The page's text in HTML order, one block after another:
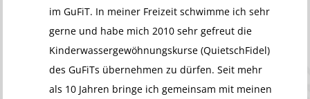
im GuFiT. In meiner Freizeit schwimme ich sehr
gerne und habe mich 2010 sehr gefreut die
Kinderwassergewöhnungskurse (QuietschFidel)
des GuFiTs übernehmen zu dürfen. Seit mehr
als 10 Jahren bringe ich gemeinsam mit meinen